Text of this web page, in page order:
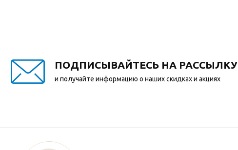
ПОДПИСЫВАЙТЕСЬ НА РАССЫЛКУ
и получайте информацию о наших скидках и акциях